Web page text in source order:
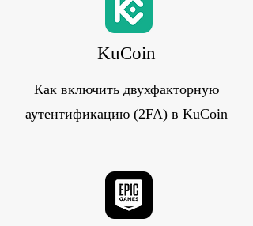
KuCoin
Как включить двухфакторную
аутентификацию (2FA) в KuCoin